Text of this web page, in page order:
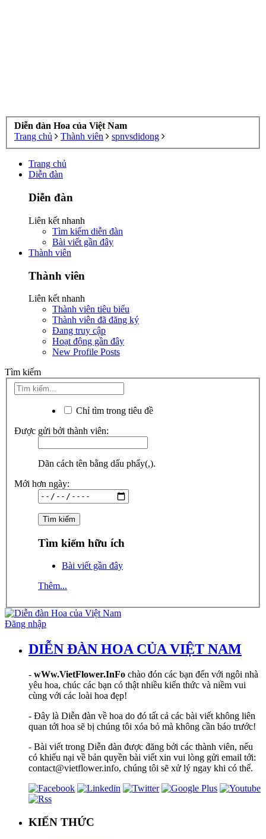
Diễn đàn Hoa của Việt Nam
Trang chủ
Thành viên spnvsdidong
Trang chủ
Diễn đàn
Diễn đàn
Liên kết nhanh
Tìm kiếm diễn đàn
Bài viết gần đây
Thành viên
Thành viên
Liên kết nhanh
Thành viên tiêu biểu
Thành viên đã đăng ký
Đang truy cập
Hoạt động gần đây
New Profile Posts
Tìm kiếm
Chỉ tìm trong tiêu đề
Được gửi bởi thành viên:
Dãn cách tên bằng dấu phẩy(,).
Mới hơn ngày:
Tìm kiếm hữu ích
Bài viết gần đây
Thêm...
Đăng nhập
DIỄN ĐÀN HOA CỦA VIỆT NAM
- wWw.VietFlower.InFo chào đón các bạn đến với ngôi nhà
yêu hoa, chúc các bạn có thật nhiều kiến thức và niềm vui
cùng với các loài hoa đẹp!
- Đây là Diễn đàn về hoa do đó tất cả các bài viết không liên
quan tới hoa sẽ bị chúng tôi xóa bỏ mà không cần báo trước!
- Bài viết trong Diễn đàn được đăng bởi các thành viên, nếu
có khiếu nại về bản quyền bài viết xin vui lòng gửi email tới:
contact@vietflower.info, chúng tôi sẽ xử lý ngay khi có thể.
KIẾN THỨC